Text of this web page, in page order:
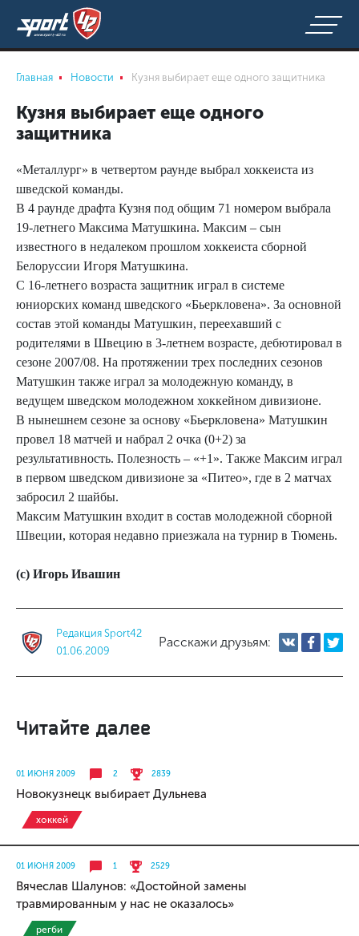
Главная Новости Кузня выбирает еще одного защитника
Кузня выбирает еще одного
защитника
«Металлург» в четвертом раунде выбрал хоккеиста из
шведской команды.
В 4 раунде драфта Кузня под общим 71 номером выбрала
19-летнего Максима Матушкина. Максим – сын
известного в недалеком прошлом хоккеиста сборной
Белоруссии Игоря Матушкина.
С 16-летнего возраста защитник играл в системе
юниорских команд шведского «Бьеркловена». За основной
состав этой команды Матушкин, переехавший с
родителями в Швецию в 3-летнем возрасте, дебютировал в
сезоне 2007/08. На протяжении трех последних сезонов
Матушкин также играл за молодежную команду, в
ведущем шведском молодежном хоккейном дивизионе.
В нынешнем сезоне за основу «Бьеркловена» Матушкин
провел 18 матчей и набрал 2 очка (0+2) за
результативность. Полезность – «+1». Также Максим играл
в первом шведском дивизионе за «Питео», где в 2 матчах
забросил 2 шайбы.
Максим Матушкин входит в состав молодежной сборной
Швеции, которая недавно приезжала на турнир в Тюмень.
(с) Игорь Ивашин
Редакция Sport42
01.06.2009
Расскажи друзьям:
Читайте далее
01 ИЮНЯ 2009 2 2839
Новокузнецк выбирает Дульнева
хоккей
01 ИЮНЯ 2009 1 2529
Вячеслав Шалунов: «Достойной замены
травмированным у нас не оказалось»
регби